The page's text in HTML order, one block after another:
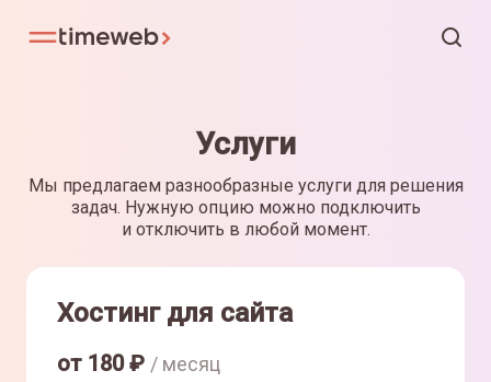
Услуги
Мы предлагаем разнообразные услуги для решения
задач. Нужную опцию можно подключить
и отключить в любой момент.
Хостинг для сайта
от 180₽ / месяц